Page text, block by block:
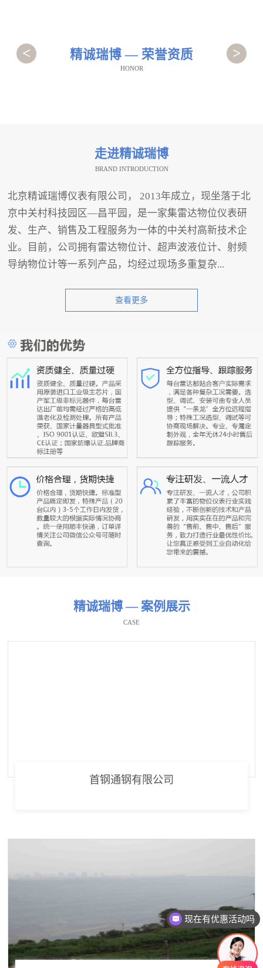
精诚瑞博 — 荣誉资质
HONOR
< >
走进精诚瑞博
BRAND INTRODUCTION
北京精诚瑞博仪表有限公司， 2013年成立，现坐落于北
京中关村科技园区—昌平园，是一家集雷达物位仪表研
发、生产、销售及工程服务为一体的中关村高新技术企
业。目前，公司拥有雷达物位计、超声波液位计、射频
导纳物位计等一系列产品，均经过现场多重复杂...
查看更多
精诚瑞博 — 案例展示
CASE
首钢通钢有限公司
现在有优惠活动吗